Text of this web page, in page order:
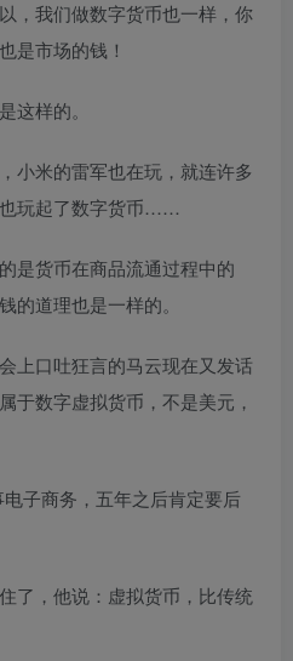
，我们做数字货币也一样，你
是市场的钱！
这样的。
小米的雷军也在玩，就连许多
玩起了数字货币……
是货币在商品流通过程中的
的道理也是一样的。
上口吐狂言的马云现在又发话
于数字虚拟货币，不是美元，
电子商务，五年之后肯定要后
了，他说：虚拟货币，比传统